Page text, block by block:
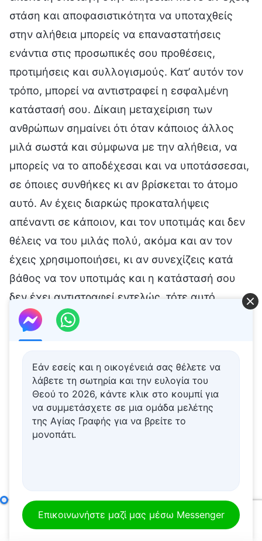
Εάν εσείς και η οικογένειά σας θέλετε να
λάβετε τη σωτηρία και την ευλογία του
Θεού το 2026, κάντε κλικ στο κουμπί για
να συμμετάσχετε σε μια ομάδα μελέτης
της Αγίας Γραφής για να βρείτε το
μονοπάτι.
Επικοινωνήστε μαζί μας μέσω Messenger